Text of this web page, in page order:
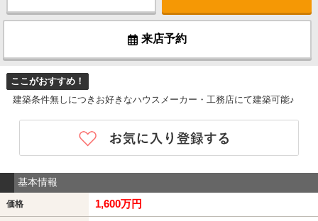
来店予約
ここがおすすめ！
建築条件無しにつきお好きなハウスメーカー・工務店にて建築可能♪
基本情報
価格 1,600万円